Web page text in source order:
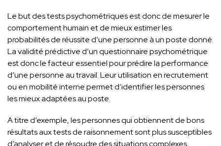
Le but des tests psychométriques est donc de mesurer le
comportement humain et de mieux estimer les
probabilités de réussite d’une personne à un poste donné.
La validité prédictive d’un questionnaire psychométrique
est donc le facteur essentiel pour prédire la performance
d’une personne au travail. Leur utilisation en recrutement
ou en mobilité interne permet d’identifier les personnes
les mieux adaptées au poste.
A titre d’exemple, les personnes qui obtiennent de bons
résultats aux tests de raisonnement sont plus susceptibles
d’analyser et de résoudre des situations complexes.